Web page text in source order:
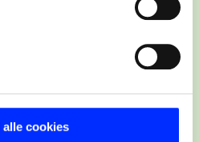
alle cookies